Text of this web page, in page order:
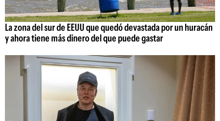
La zona del sur de EEUU que quedó devastada por un huracán
y ahora tiene más dinero del que puede gastar